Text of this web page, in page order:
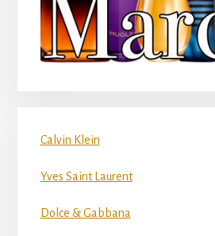
Calvin Klein
Yves Saint Laurent
Dolce & Gabbana